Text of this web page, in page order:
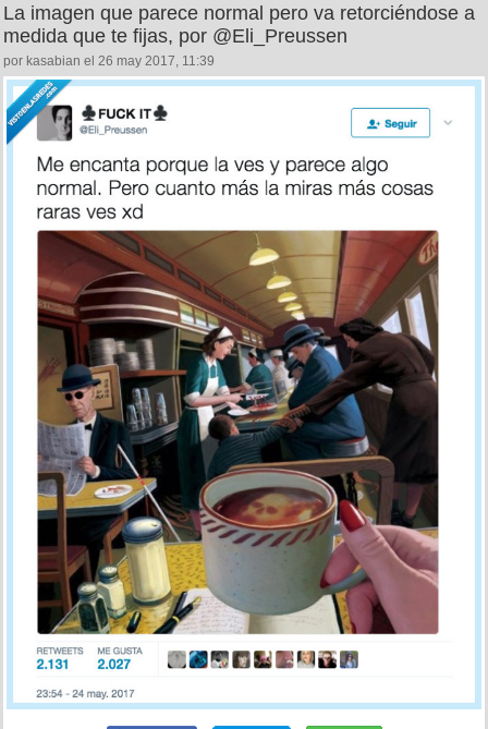
La imagen que parece normal pero va retorciéndose a
medida que te fijas, por @Eli_Preussen
por kasabian el 26 may 2017, 11:39